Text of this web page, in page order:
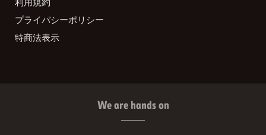
プライバシーポリシー
特商法表示
We are hands on